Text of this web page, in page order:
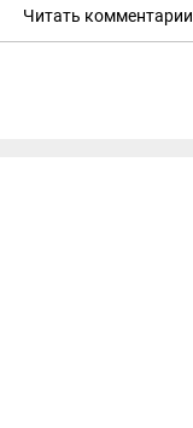
Читать комментарии